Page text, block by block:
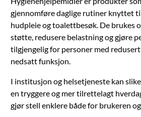
gjennomføre daglige rutiner knyttet til
hudpleie og toalettbesøk. De brukes
støtte, redusere belastning og gjøre
tilgjengelig for personer med
nedsatt funksjon.
I institusjon og helsetjeneste kan
en tryggere og mer tilrettelagt
gjør stell enklere både for brukeren